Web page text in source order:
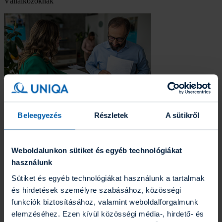
Beleegyezés Részletek A sütikről
Weboldalunkon sütiket és egyéb technológiákat
használunk
Sütiket és egyéb technológiákat használunk a tartalmak
és hirdetések személyre szabásához, közösségi
funkciók biztosításához, valamint weboldalforgalmunk
elemzéséhez. Ezen kívül közösségi média-, hirdető- és
Egyéb szervezeteknek
Termék részletek
általános felelősségbiztosítás
munkáltatói felelősségbiztosítás
szolgáltatói felelősségbiztosítás
termékfelelősség-biztosítás